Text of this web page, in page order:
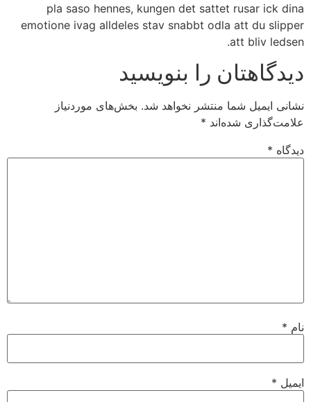
pla saso hennes, kungen det sattet rusar ick dina
emotione ivag alldeles stav snabbt odla att du slipper
att bliv ledsen.
دیدگاهتان را بنویسید
نشانی ایمیل شما منتشر نخواهد شد. بخش‌های موردنیاز
علامت‌گذاری شده‌اند *
دیدگاه *
نام *
ایمیل *